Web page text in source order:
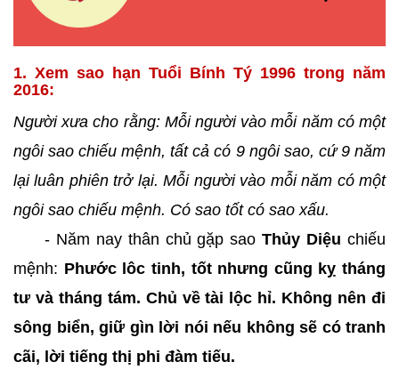
1. Xem sao hạn Tuổi Bính Tý 1996 trong năm
2016:
Người xưa cho rằng: Mỗi người vào mỗi năm có một
ngôi sao chiếu mệnh, tất cả có 9 ngôi sao, cứ 9 năm
lại luân phiên trở lại. Mỗi người vào mỗi năm có một
ngôi sao chiếu mệnh. Có sao tốt có sao xấu.
- Năm nay thân chủ gặp saoThủy Diệu chiếu
mệnh: Phước lôc tinh, tốt nhưng cũng kỵ tháng
tư và tháng tám. Chủ về tài lộc hỉ. Không nên đi
sông biển, giữ gìn lời nói nếu không sẽ có tranh
cãi, lời tiếng thị phi đàm tiếu.